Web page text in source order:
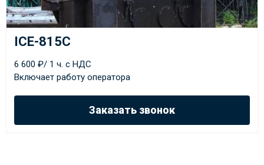
ICE-815C
6 600 ₽/ 1 ч. с НДС
Включает работу оператора
Заказать звонок